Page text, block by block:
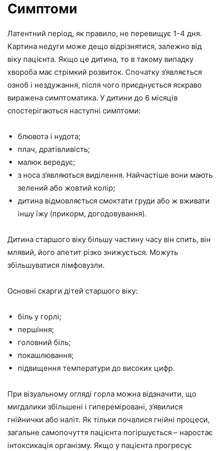
Симптоми
Латентний період, як правило, не перевищує 1-4 дня.
Картина недуги може дещо відрізнятися, залежно від
віку пацієнта. Якщо це дитина, то в такому випадку
хвороба має стрімкий розвиток. Спочатку з’являється
озноб і нездужання, після чого приєднується яскраво
виражена симптоматика. У дитини до 6 місяців
спостерігаються наступні симптоми:
блювота і нудота;
плач, дратівливість;
малюк вередує;
з носа з’являються виділення. Найчастіше вони мають
зелений або жовтий колір;
дитина відмовляється смоктати груди або ж вживати
іншу їжу (прикорм, догодовування).
Дитина старшого віку більшу частину часу він спить, він
млявий, його апетит різко знижується. Можуть
збільшуватися лімфовузли.
Основні скарги дітей старшого віку:
біль у горлі;
першіння;
головний біль;
покашлювання;
підвищення температури до високих цифр.
При візуальному огляді горла можна відзначити, що
мигдалики збільшені і гипереміровані, з’явилися
гнійнички або наліт. Як тільки почалися гнійні процеси,
загальне самопочуття пацієнта погіршується – наростає
інтоксикація організму. Якщо у пацієнта прогресує